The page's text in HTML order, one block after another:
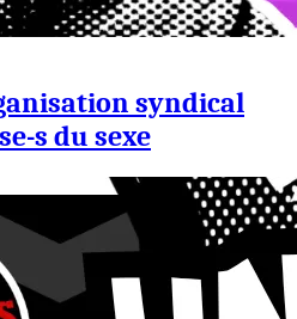
syndical
s du sexe